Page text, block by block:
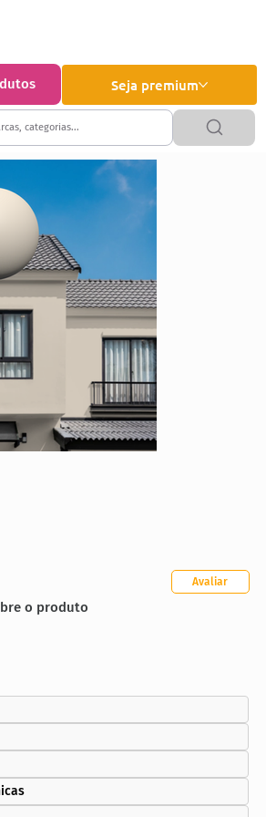
Seja premium
de 5
o produto
Avaliar